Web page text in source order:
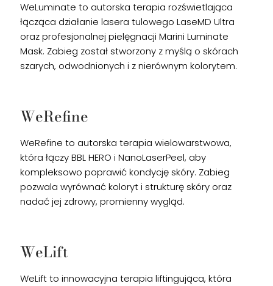
WeLuminate to autorska terapia rozświetlająca
łącząca działanie lasera tulowego LaseMD Ultra
oraz profesjonalnej pielęgnacji Marini Luminate
Mask. Zabieg został stworzony z myślą o skórach
szarych, odwodnionych i z nierównym kolorytem.
WeRefine
WeRefine to autorska terapia wielowarstwowa,
która łączy BBL HERO i NanoLaserPeel, aby
kompleksowo poprawić kondycję skóry. Zabieg
pozwala wyrównać koloryt i strukturę skóry oraz
nadać jej zdrowy, promienny wygląd.
WeLift
WeLift to innowacyjna terapia liftingująca, która